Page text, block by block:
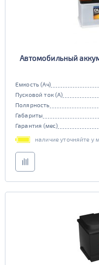
Автомобильный
Емкость (Ач)
Пусковой ток (А)
Полярность
Габариты
Гарантия (мес)
наличие уточняйте у